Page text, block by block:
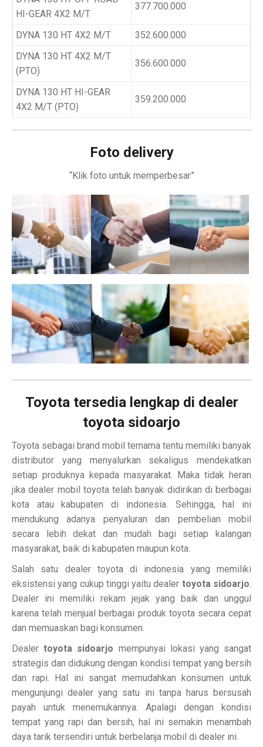
HI-GEAR 4X2 M/T
377.700.000
DYNA 130 HT 4X2 M/T
352.600.000
DYNA 130 HT 4X2 M/T
(PTO)
356.600.000
DYNA 130 HT HI-GEAR
4X2 M/T (PTO)
359.200.000
Foto delivery
“Klik foto untuk memperbesar”
Toyota tersedia lengkap di dealer
toyota sidoarjo
Toyota sebagai brand mobil ternama tentu memiliki banyak
distributor yang menyalurkan sekaligus mendekatkan
setiap produknya kepada masyarakat. Maka tidak heran
jika dealer mobil toyota telah banyak didirikan di berbagai
kota atau kabupaten di indonesia. Sehingga, hal ini
mendukung adanya penyaluran dan pembelian mobil
secara lebih dekat dan mudah bagi setiap kalangan
masyarakat, baik di kabupaten maupun kota.
Salah satu dealer toyota di indonesia yang memiliki
eksistensi yang cukup tinggi yaitu dealer toyota sidoarjo
Dealer ini memiliki rekam jejak yang baik dan unggul
karena telah menjual berbagai produk toyota secara cepat
dan memuaskan bagi konsumen.
Dealertoyota sidoarjo mempunyai lokasi yang sangat
strategis dan didukung dengan kondisi tempat yang bersih
dan rapi. Hal ini sangat memudahkan konsumen untuk
mengunjungi dealer yang satu ini tanpa harus bersusah
payah untuk menemukannya. Apalagi dengan kondisi
tempat yang rapi dan bersih, hal ini semakin menambah
daya tarik tersendiri untuk berbelanja mobil di dealer ini.